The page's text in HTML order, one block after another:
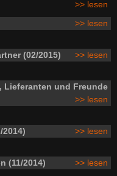
>> lesen
>> lesen
(02/2015) >> lesen
Lieferanten und Freunde
>> lesen
>> lesen
(11/2014) >> lesen